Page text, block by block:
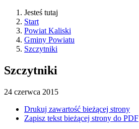
Jesteś tutaj
Start
Powiat Kaliski
Gminy Powiatu
Szczytniki
Szczytniki
24 czerwca 2015
Drukuj zawartość bieżącej strony
Zapisz tekst bieżącej strony do PDF